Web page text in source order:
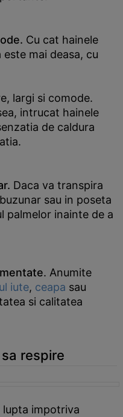
Cu cat hainele
mai deasa, cu
largi si comode.
intrucat hainele
de caldura
Daca va transpira
sau in poseta
palmelor inainte de a
. Anumite
iute, ceapa sau
si calitatea
respire
impotriva